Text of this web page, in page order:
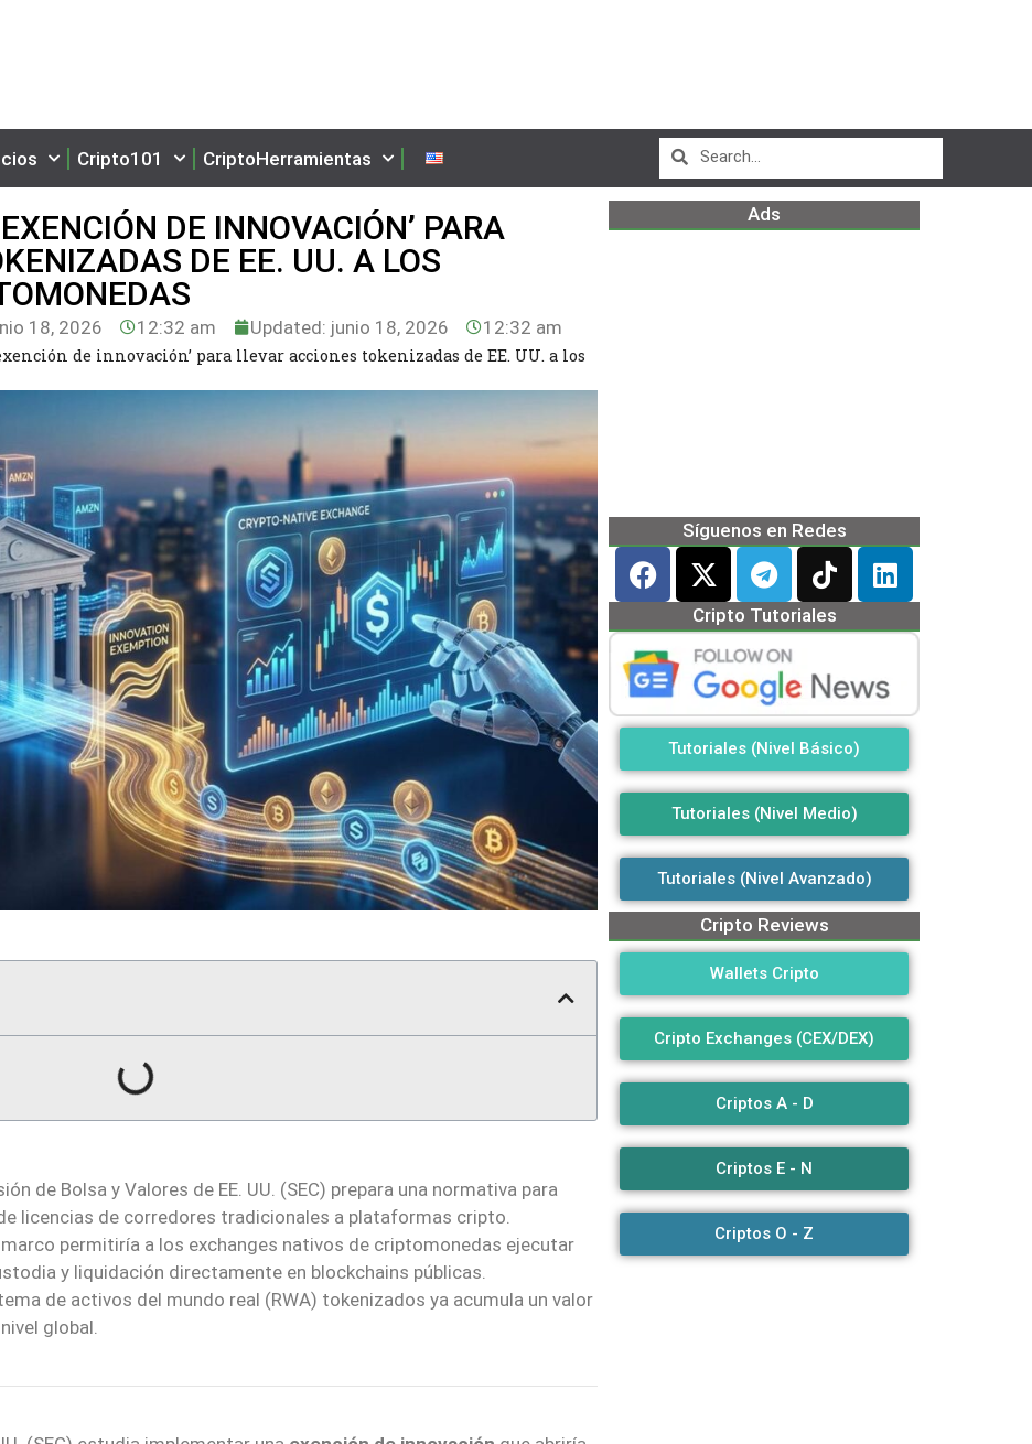
Cripto101 CriptoHerramientas
DE INNOVACIÓN’ PARA
DE EE. UU. A LOS
18, 2026 12:32 am Updated: junio 18, 2026 12:32 am
de innovación’ para llevar acciones tokenizadas de EE. UU. a los
de Bolsa y Valores de EE. UU. (SEC) prepara una normativa para
licencias de corredores tradicionales a plataformas cripto.
marco permitiría a los exchanges nativos de criptomonedas ejecutar
y liquidación directamente en blockchains públicas.
de activos del mundo real (RWA) tokenizados ya acumula un valor
global.
Ads
Síguenos en Redes
Cripto Tutoriales
Tutoriales (Nivel Básico)
Tutoriales (Nivel Medio)
Tutoriales (Nivel Avanzado)
Cripto Reviews
Wallets Cripto
Cripto Exchanges (CEX/DEX)
Criptos A - D
Criptos E - N
Criptos O - Z